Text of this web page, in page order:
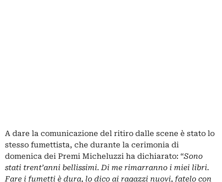
A dare la comunicazione del ritiro dalle scene è stato lo
stesso fumettista, che durante la cerimonia di
domenica dei Premi Micheluzzi ha dichiarato: “Sono
stati trent’anni bellissimi. Di me rimarranno i miei libri.
Fare i fumetti è dura, lo dico ai ragazzi nuovi, fatelo con